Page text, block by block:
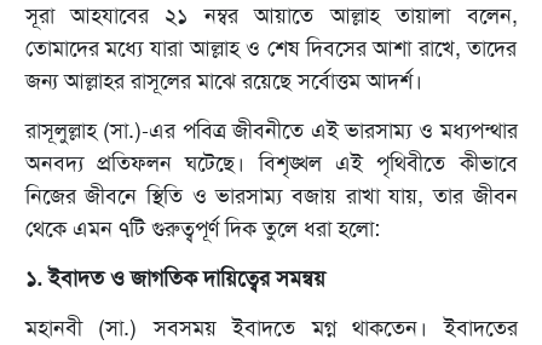
সূরা আহযাবের ২১ নম্বর আয়াতে আল্লাহ তায়ালা বলেন,
তোমাদের মধ্যে যারা আল্লাহ ও শেষ দিবসের আশা রাখে, তাদের
জন্য আল্লাহর রাসূলের মাঝে রয়েছে সর্বোত্তম আদর্শ।
রাসূলুল্লাহ (সা.)-এর পবিত্র জীবনীতে এই ভারসাম্য ও মধ্যপন্থার
অনবদ্য প্রতিফলন ঘটেছে। বিশৃঙ্খল এই পৃথিবীতে কীভাবে
নিজের জীবনে স্থিতি ও ভারসাম্য বজায় রাখা যায়, তার জীবন
থেকে এমন ৭টি গুরুত্বপূর্ণ দিক তুলে ধরা হলো:
১. ইবাদত ও জাগতিক দায়িত্বের সমন্বয়
মহানবী (সা.) সবসময় ইবাদতে মগ্ন থাকতেন। ইবাদতের